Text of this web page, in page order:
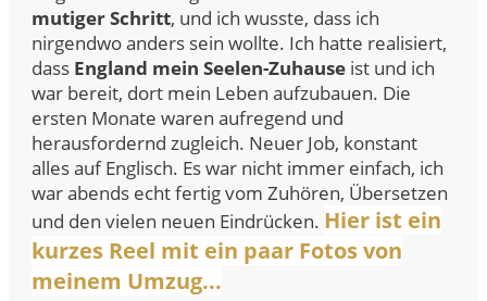
mutiger Schritt, und ich wusste, dass ich
nirgendwo anders sein wollte. Ich hatte realisiert,
dass England mein Seelen-Zuhause ist und ich
war bereit, dort mein Leben aufzubauen. Die
ersten Monate waren aufregend und
herausfordernd zugleich. Neuer Job, konstant
alles auf Englisch. Es war nicht immer einfach, ich
war abends echt fertig vom Zuhören, Übersetzen
und den vielen neuen Eindrücken. Hier ist ein
kurzes Reel mit ein paar Fotos von
meinem Umzug...